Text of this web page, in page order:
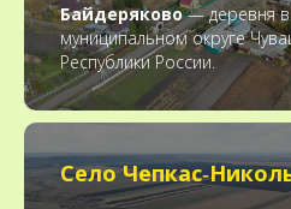
Байдеряково— деревня
муниципальном округе
Республики России.
Село